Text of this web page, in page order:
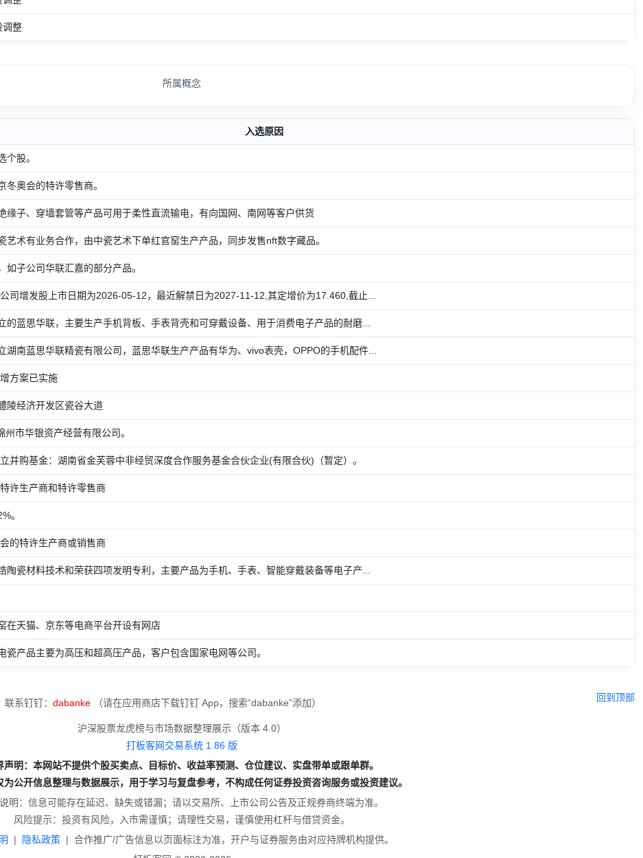
调整
所属概念
入选原因
个股。
冬奥会的特许零售商。
缘子、穿墙套管等产品可用于柔性直流输电，有向国网、南网等客户供货
艺术有业务合作，由中瓷艺术下单红官窑生产产品，同步发售nft数字藏品。
如子公司华联汇嘉的部分产品。
司增发股上市日期为2026-05-12，最近解禁日为2027-11-12,其定增价为17.460,截止...
的蓝思华联，主要生产手机背板、手表背壳和可穿戴设备、用于消费电子产品的耐磨...
湖南蓝思华联精瓷有限公司，蓝思华联生产产品有华为、vivo表壳，OPPO的手机配件...
方案已实施
陵经济开发区瓷谷大道
市华银资产经营有限公司。
并购基金：湖南省金芙蓉中非经贸深度合作服务基金合伙企业(有限合伙)（暂定）。
许生产商和特许零售商
。
的特许生产商或销售商
陶瓷材料技术和荣获四项发明专利，主要产品为手机、手表、智能穿戴装备等电子产...
在天猫、京东等电商平台开设有网店
瓷产品主要为高压和超高压产品，客户包含国家电网等公司。
回到顶部
联系钉钉： dabanke （请在应用商店下载钉钉 App，搜索“dabanke”添加）
沪深股票龙虎榜与市场数据整理展示（版本 4.0）
打板客网交易系统 1.86 版
声明：本网站不提供个股买卖点、目标价、收益率预测、仓位建议、实盘带单或跟单群。
为公开信息整理与数据展示，用于学习与复盘参考，不构成任何证券投资咨询服务或投资建议。
明：信息可能存在延迟、缺失或错漏；请以交易所、上市公司公告及正规券商终端为准。
风险提示：投资有风险，入市需谨慎；请理性交易，谨慎使用杠杆与借贷资金。
| 隐私政策 | 合作推广/广告信息以页面标注为准，开户与证券服务由对应持牌机构提供。